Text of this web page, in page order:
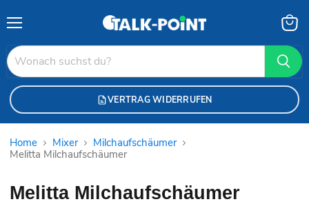
VERTRAG WIDERRUFEN
Home Mixer
Milchaufschäumer
Melitta Milchaufschäumer
Melitta Milchaufschäumer